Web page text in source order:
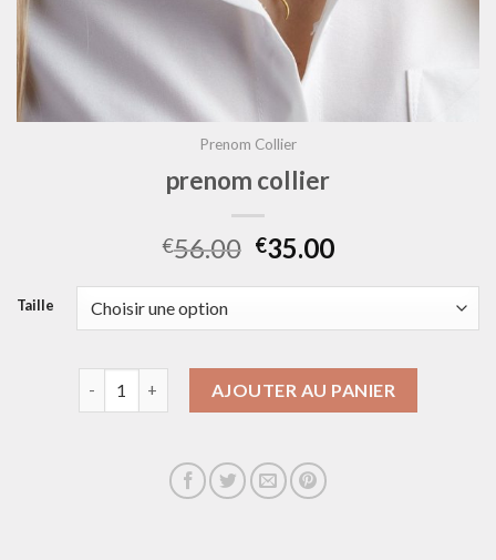
Prenom Collier
prenom collier
€56.00 €35.00
Taille
AJOUTER AU PANIER